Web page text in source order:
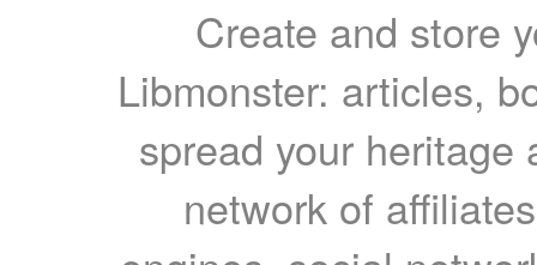
Create and store
Libmonster: articles,
spread your heritage
network of